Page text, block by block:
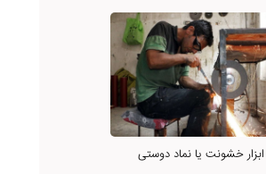
خشونت یا نماد دوستی